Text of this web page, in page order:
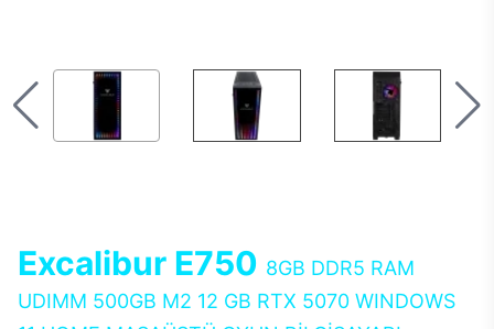
Excalibur E750 8GB DDR5 RAM
UDIMM 500GB M2 12 GB RTX 5070 WINDOWS